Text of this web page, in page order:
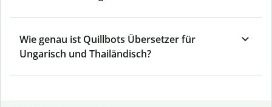
Wie genau ist Quillbots Übersetzer für
Ungarisch und Thailändisch?